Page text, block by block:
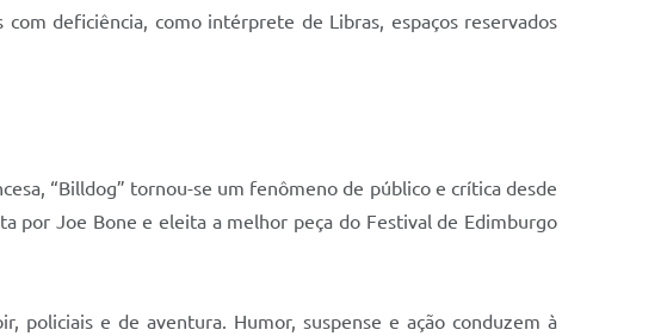
deficiência, como intérprete de Libras, espaços reservados
“Billdog” tornou-se um fenômeno de público e crítica desde
por Joe Bone e eleita a melhor peça do Festival de Edimburgo
policiais e de aventura. Humor, suspense e ação conduzem à